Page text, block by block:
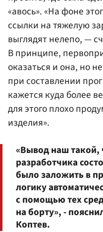
«авось». «На фоне
ссылки на тяжелую
выглядят нелепо, —
В принципе,
оказаться и она, но
при составлении
кажется куда более
для этого плохо
изделия».
«Вывод наш такой,
разработчика
было заложить в
логику
с помощью тех
на борту», -
Коптев.